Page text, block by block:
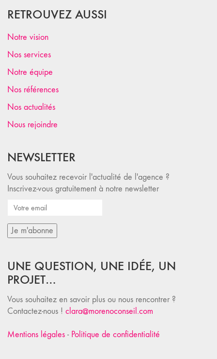
RETROUVEZ AUSSI
Notre vision
Nos services
Notre équipe
Nos références
Nos actualités
Nous rejoindre
NEWSLETTER
Vous souhaitez recevoir l'actualité de l'agence ?
Inscrivez-vous gratuitement à notre newsletter
UNE QUESTION, UNE IDÉE, UN
PROJET…
Vous souhaitez en savoir plus ou nous rencontrer ?
Contactez-nous ! clara@morenoconseil.com
Mentions légales - Politique de confidentialité